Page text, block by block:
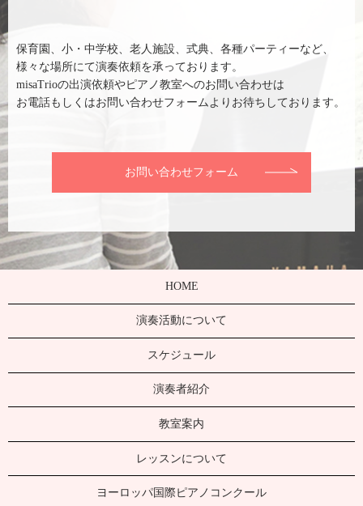
保育園、小・中学校、老人施設、式典、各種パーティーなど、
様々な場所にて演奏依頼を承っております。
misaTrioの出演依頼やピアノ教室へのお問い合わせは
お電話もしくはお問い合わせフォームよりお待ちしております。
お問い合わせフォーム
HOME
演奏活動について
スケジュール
演奏者紹介
教室案内
レッスンについて
ヨーロッパ国際ピアノコンクール